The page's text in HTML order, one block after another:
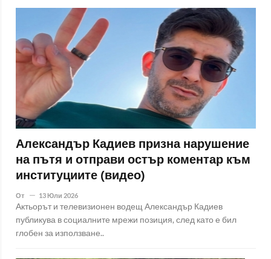
Александър Кадиев призна нарушение
на пътя и отправи остър коментар към
институциите (видео)
От 13 Юли 2026
Актьорът и телевизионен водещ Александър Кадиев
публикува в социалните мрежи позиция, след като е бил
глобен за използване..